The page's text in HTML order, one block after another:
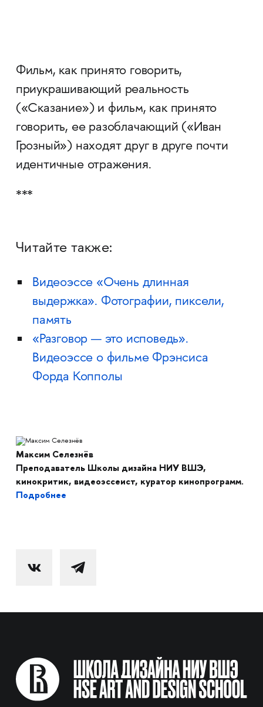
Фильм, как принято говорить,
приукрашивающий реальность
(«Сказание») и фильм, как принято
говорить, ее разоблачающий («Иван
Грозный») находят друг в друге почти
идентичные отражения.
***
Читайте также:
Видеоэссе «Очень длинная
выдержка». Фотографии, пиксели,
память
«Разговор — это исповедь».
Видеоэссе о фильме Фрэнсиса
Форда Копполы
Максим Селезнёв
Преподаватель Школы дизайна НИУ ВШЭ,
кинокритик, видеоэссеист, куратор кинопрограмм.
Подробнее